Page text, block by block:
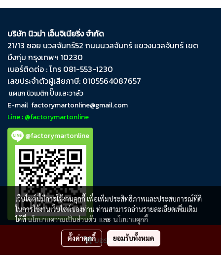
ขอราคาสินค้า
บริษัท นิวม่า เอ็นจิเนียริ่ง จำกัด
21/13 ซอย นวลจันทร์​52 ถนน​นวลจันทร์​ แขวง​นวลจันทร์​ เขต​
บึงกุ่ม​ กรุงเทพฯ​ 10230
เบอร์ติดต่อ : โทร 081-553-1230
เลขประจำตัวผู้เสียภาษี: 0105564087657
แผนก นิวเมติก ปั๊มและวาล์ว
E-mail factorymartonline@gmail.com
Line : @factorymartonline
@factorymartonline
FactoryMartOnline
เว็บไซต์นี้มีการใช้งานคุกกี้ เพื่อเพิ่มประสิทธิภาพและประสบการณ์ที่ดี
ในการใช้งานเว็บไซต์ของท่าน ท่านสามารถอ่านรายละเอียดเพิ่มเติม
ได้ที่นโยบายความเป็นส่วนตัว และ นโยบายคุกกี้
ตั้งค่าคุกกี้ ยอมรับทั้งหมด